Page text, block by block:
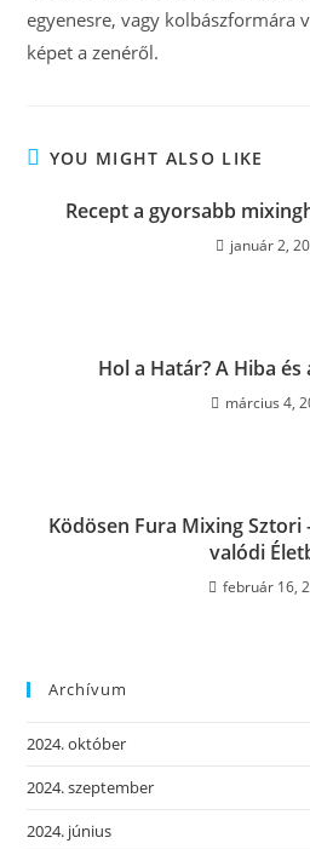
egyenesre, vagy kolbászformára
képet a zenéről.
YOU MIGHT ALSO LIKE
Recept a gyorsabb
január 2,
Hol a Határ? A Hiba és
március 4,
Ködösen Fura Mixing
valódi
február 16,
Archívum
2024. október
2024. szeptember
2024. június